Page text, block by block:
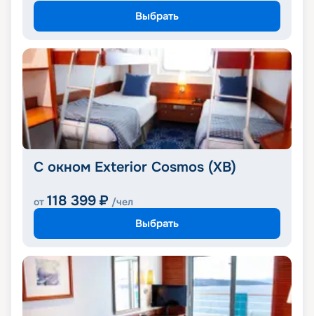
Выбрать
С окном Exterior Cosmos (XB)
от 118 399 ₽ /чел
Выбрать